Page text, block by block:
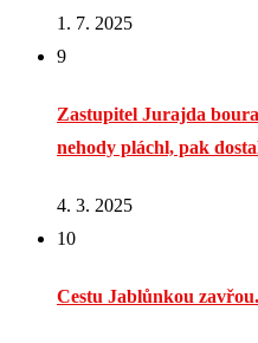
1. 7. 2025
9
Zastupitel Jurajda
nehody pláchl, pak
4. 3. 2025
10
Cestu Jablůnkou